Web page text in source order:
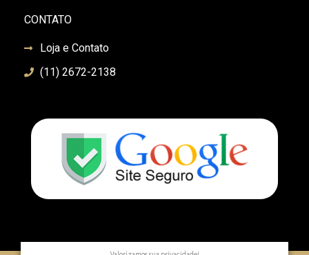
CONTATO
Loja e Contato
(11) 2672-2138